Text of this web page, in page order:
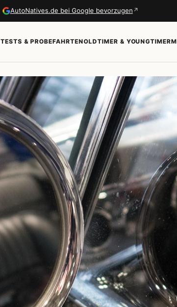
AutoNatives.de bei Google bevorzugen ↗
TESTS & PROBEFAHRTENOLDTIMER & YOUNGTIMER